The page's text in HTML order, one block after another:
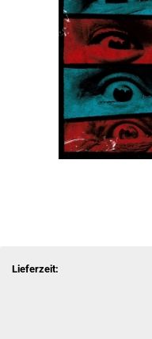
Lieferzeit: